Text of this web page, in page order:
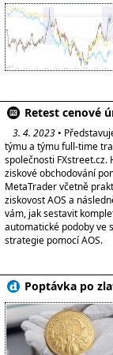
Retest cenové
3. 4. 2023 •
týmu a týmu full-time
společnosti
ziskové obchodování
MetaTrader včetně
ziskovost AOS a
vám, jak sestavit
automatické podoby ve
strategie pomocí AOS.
Poptávka po